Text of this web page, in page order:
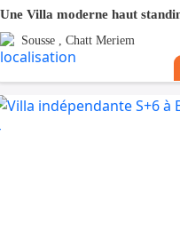
Sousse , Chatt Meriem